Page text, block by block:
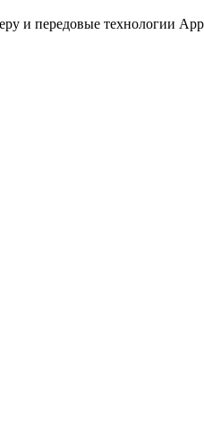
и передовые технологии